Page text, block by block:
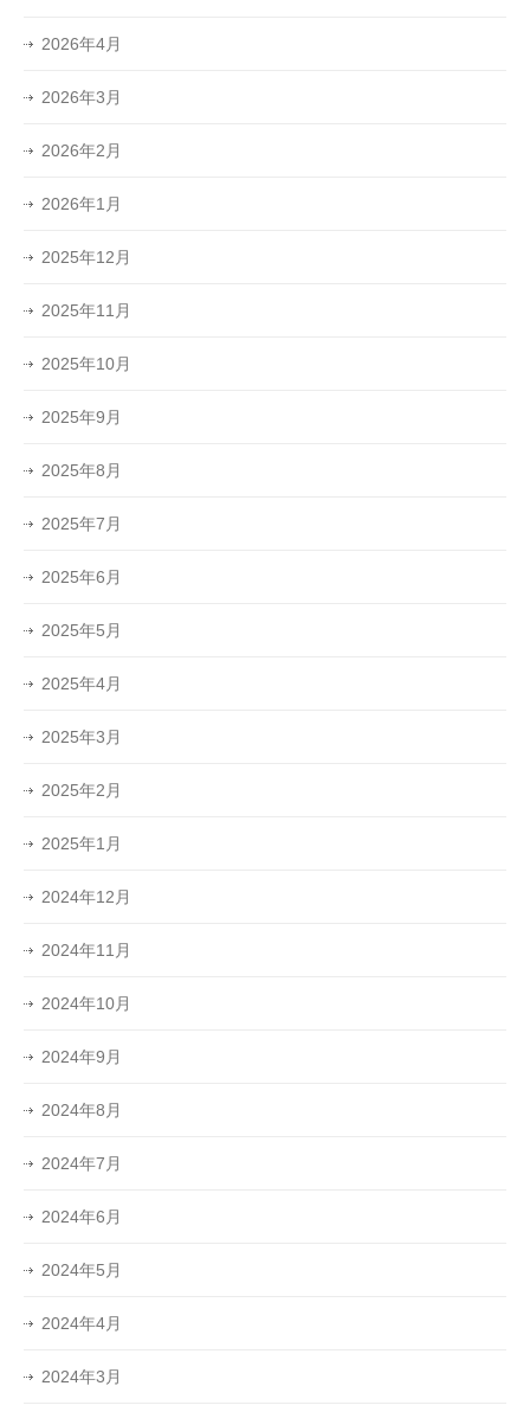
2026年4月
2026年3月
2026年2月
2026年1月
2025年12月
2025年11月
2025年10月
2025年9月
2025年8月
2025年7月
2025年6月
2025年5月
2025年4月
2025年3月
2025年2月
2025年1月
2024年12月
2024年11月
2024年10月
2024年9月
2024年8月
2024年7月
2024年6月
2024年5月
2024年4月
2024年3月